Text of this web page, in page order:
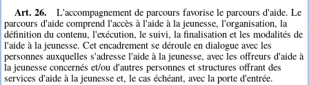
Art. 26.
L'accompagnement de parcours favorise le parcours d'aide. Le
parcours d'aide comprend l'accès à l'aide à la jeunesse, l'organisation, la
définition du contenu, l'exécution, le suivi, la finalisation et les modalités de
l'aide à la jeunesse. Cet encadrement se déroule en dialogue avec les
personnes auxquelles s'adresse l'aide à la jeunesse, avec les offreurs d'aide à
la jeunesse concernés et/ou d'autres personnes et structures offrant des
services d'aide à la jeunesse et, le cas échéant, avec la porte d'entrée.